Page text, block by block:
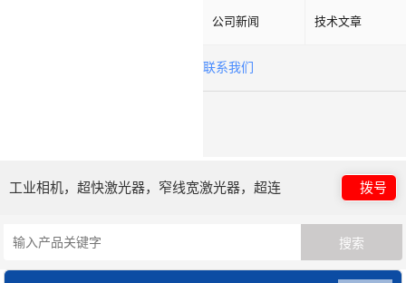
公司新闻 技术文章
联系我们
工业相机，超快激光器，窄线宽激光器，超连
续谱光源，光子晶体光纤
拨号